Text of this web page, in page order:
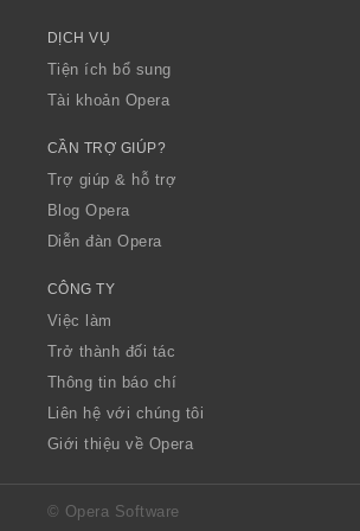
DỊCH VỤ
Tiện ích bổ sung
Tài khoản Opera
CẦN TRỢ GIÚP?
Trợ giúp & hỗ trợ
Blog Opera
Diễn đàn Opera
CÔNG TY
Việc làm
Trở thành đối tác
Thông tin báo chí
Liên hệ với chúng tôi
Giới thiệu về Opera
© Opera Software